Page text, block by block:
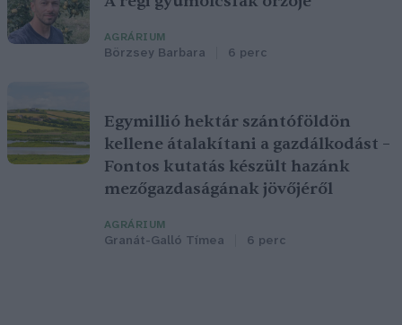
AGRÁRIUM
Börzsey Barbara 6 perc
Egymillió hektár szántóföldön
kellene átalakítani a gazdálkodást –
Fontos kutatás készült hazánk
mezőgazdaságának jövőjéről
AGRÁRIUM
Granát-Galló Tímea 6 perc